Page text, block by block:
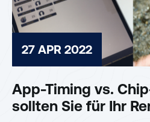
27 APR 2022
App-Timing vs.
sollten Sie für Ihr